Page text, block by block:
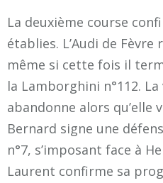
La deuxième course
établies. L’Audi de
même si cette fois il
la Lamborghini n°112.
abandonne alors qu’elle
Bernard signe une
n°7, s’imposant face à
Laurent confirme sa